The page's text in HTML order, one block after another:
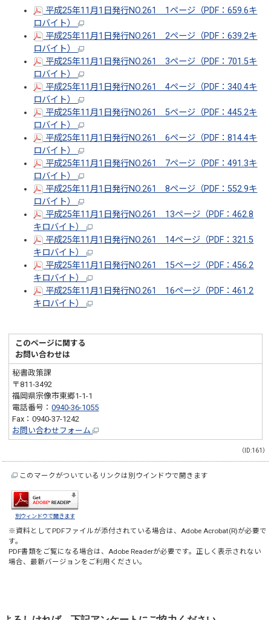
平成25年11月1日発行NO.261 1ページ（PDF：659.6キ
ロバイト）
平成25年11月1日発行NO.261 2ページ（PDF：639.2キ
ロバイト）
平成25年11月1日発行NO.261 3ページ（PDF：701.5キ
ロバイト）
平成25年11月1日発行NO.261 4ページ（PDF：340.4キ
ロバイト）
平成25年11月1日発行NO.261 5ページ（PDF：445.2キ
ロバイト）
平成25年11月1日発行NO.261 6ページ（PDF：814.4キ
ロバイト）
平成25年11月1日発行NO.261 7ページ（PDF：491.3キ
ロバイト）
平成25年11月1日発行NO.261 8ページ（PDF：552.9キ
ロバイト）
平成25年11月1日発行NO.261 13ページ（PDF：462.8
キロバイト）
平成25年11月1日発行NO.261 14ページ（PDF：321.5
キロバイト）
平成25年11月1日発行NO.261 15ページ（PDF：456.2
キロバイト）
平成25年11月1日発行NO.261 16ページ（PDF：461.2
キロバイト）
このページに関する
お問い合わせは
秘書政策課
〒811-3492
福岡県宗像市東郷1-1-1
電話番号：0940-36-1055
Fax：0940-37-1242
お問い合わせフォーム
（ID:161）
このマークがついているリンクは別ウインドウで開きます
別ウィンドウで開きます
※資料としてPDFファイルが添付されている場合は、Adobe Acrobat(R)が必要で
す。
PDF書類をご覧になる場合は、Adobe Readerが必要です。正しく表示されない
場合、最新バージョンをご利用ください。